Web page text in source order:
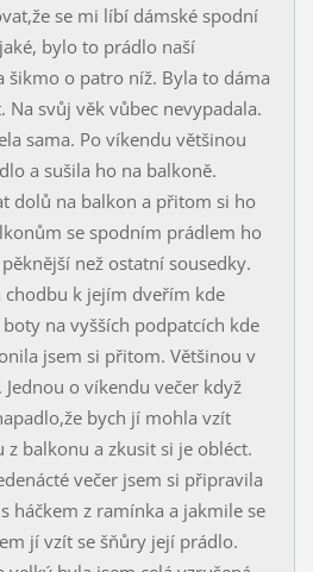
se mi líbí dámské spodní
bylo to prádlo naší
šikmo o patro níž. Byla to dáma
svůj věk vůbec nevypadala.
sama. Po víkendu většinou
a sušila ho na balkoně.
dolů na balkon a přitom si ho
se spodním prádlem ho
než ostatní sousedky.
chodbu k jejím dveřím kde
na vyšších podpatcích kde
jsem si přitom. Většinou v
o víkendu večer když
bych jí mohla vzít
balkonu a zkusit si je obléct.
večer jsem si připravila
háčkem z ramínka a jakmile se
jí vzít se šňůry její prádlo.